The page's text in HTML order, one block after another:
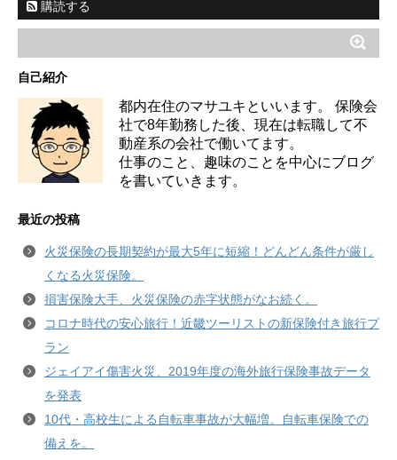
購読する
自己紹介
都内在住のマサユキといいます。 保険会
社で8年勤務した後、現在は転職して不
動産系の会社で働いてます。
仕事のこと、趣味のことを中心にブログ
を書いていきます。
最近の投稿
火災保険の長期契約が最大5年に短縮！どんどん条件が厳し
くなる火災保険。
損害保険大手、火災保険の赤字状態がなお続く。
コロナ時代の安心旅行！近畿ツーリストの新保険付き旅行プ
ラン
ジェイアイ傷害火災、2019年度の海外旅行保険事故データ
を発表
10代・高校生による自転車事故が大幅増。自転車保険での
備えを。